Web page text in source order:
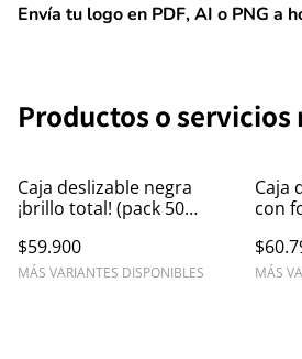
Envía tu logo en PDF, AI o PNG a
Productos o
Caja deslizable negra
¡brillo total! (pack 50
$59.900
MÁS VARIANTES DISPONIBLES
Caja
con
MÁS